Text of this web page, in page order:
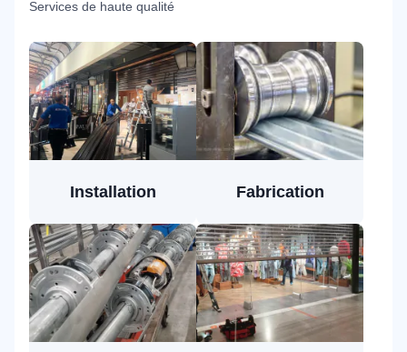
Services de haute qualité
Installation Fabrication